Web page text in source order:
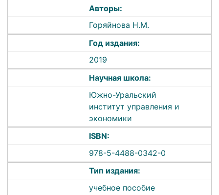
Авторы:
Горяйнова Н.М.
Год издания:
2019
Научная школа:
Южно-Уральский
институт управления и
экономики
ISBN:
978-5-4488-0342-0
Тип издания:
учебное пособие